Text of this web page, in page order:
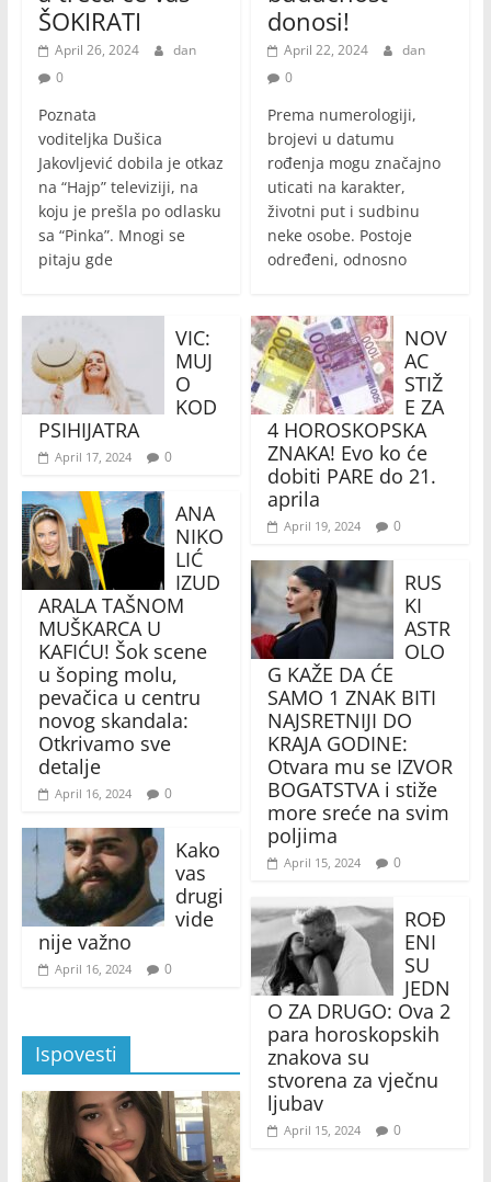
ŠOKIRATI
April 26, 2024
dan
0
Poznata
voditeljka Dušica
Jakovljević dobila je otkaz
na “Hajp” televiziji, na
koju je prešla po odlasku
sa “Pinka”. Mnogi se
pitaju gde
VIC:
MUJ
O
KOD
PSIHIJATRA
April 17, 2024 0
ANA
NIKO
LIĆ
IZUD
ARALA TAŠNOM
MUŠKARCA U
KAFIĆU! Šok scene
u šoping molu,
pevačica u centru
novog skandala:
Otkrivamo sve
detalje
April 16, 2024 0
Kako
vas
drugi
vide
nije važno
April 16, 2024 0
Ispovesti
donosi!
April 22, 2024
dan
0
Prema numerologiji,
brojevi u datumu
rođenja mogu značajno
uticati na karakter,
životni put i sudbinu
neke osobe. Postoje
određeni, odnosno
NOV
AC
STIŽ
E ZA
4 HOROSKOPSKA
ZNAKA! Evo ko će
dobiti PARE do 21.
aprila
April 19, 2024 0
RUS
KI
ASTR
OLO
G KAŽE DA ĆE
SAMO 1 ZNAK BITI
NAJSRETNIJI DO
KRAJA GODINE:
Otvara mu se IZVOR
BOGATSTVA i stiže
more sreće na svim
poljima
April 15, 2024 0
ROĐ
ENI
SU
JEDN
O ZA DRUGO: Ova 2
para horoskopskih
znakova su
stvorena za vječnu
ljubav
April 15, 2024 0